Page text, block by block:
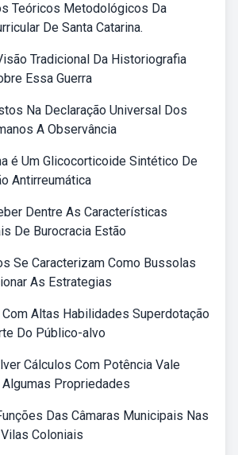
Teóricos Metodológicos Da
De Santa Catarina.
Tradicional Da Historiografia
Essa Guerra
Na Declaração Universal Dos
A Observância
é Um Glicocorticoide Sintético De
Antirreumática
Dentre As Características
De Burocracia Estão
Se Caracterizam Como Bussolas
As Estrategias
Altas Habilidades Superdotação
Do Público-alvo
Cálculos Com Potência Vale
Algumas Propriedades
Das Câmaras Municipais Nas
Coloniais